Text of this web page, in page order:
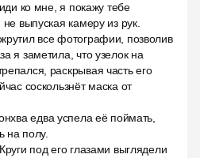
ко мне, я покажу тебе
выпуская камеру из рук.
все фотографии, позволив
я заметила, что узелок на
раскрывая часть его
соскользнёт маска от
едва успела её поймать,
на полу.
под его глазами выглядели